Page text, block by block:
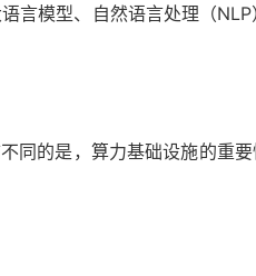
言模型、自然语言处理（
同的是，算力基础设施的重